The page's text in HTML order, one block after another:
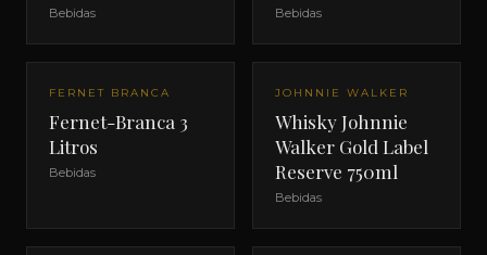
Bebidas Bebidas
FERNET BRANCA
Fernet-Branca 3
Litros
Bebidas
JOHNNIE WALKER
Whisky Johnnie
Walker Gold Label
Reserve 750ml
Bebidas